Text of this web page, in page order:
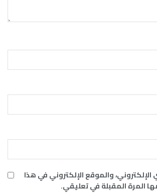
والموقع الإلكتروني في هذا
المرة المقبلة في تعليقي.